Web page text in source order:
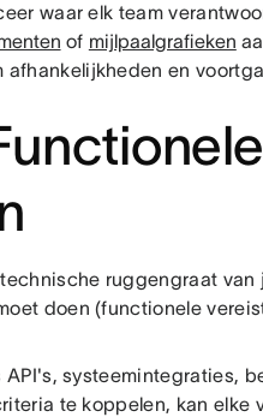
waar elk team
of mijlpaalgrafieken
afhankelijkheden en
ruggengraat
doen (functionele
API's, systeemintegraties,
te koppelen, kan elke